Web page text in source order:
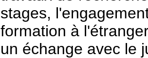
stages,
formation à
un échange avec le